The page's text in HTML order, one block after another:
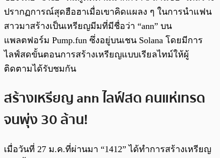
ปรากฏการณ์สุดฮือฮาเมื่อเขาคิดแผลง ๆ ในการนำแฟน
สาวมาสร้างเป็นเหรียญมีมที่มีชื่อว่า “ann” บน
แพลตฟอร์ม Pump.fun ซึ่งอยู่บนเชน Solana โดยมีการ
ไลฟ์สดขั้นตอนการสร้างเหรียญแบบเรียลไทม์ให้ผู้
ติดตามได้รับชมกัน
สร้างเหรียญ ann ไลฟ์สด คนแห่เทรด
จนพุ่ง 30 ล้าน!
เมื่อวันที่ 27 ม.ค.ที่ผ่านมา “1412” ได้ทำการสร้างเหรียญ